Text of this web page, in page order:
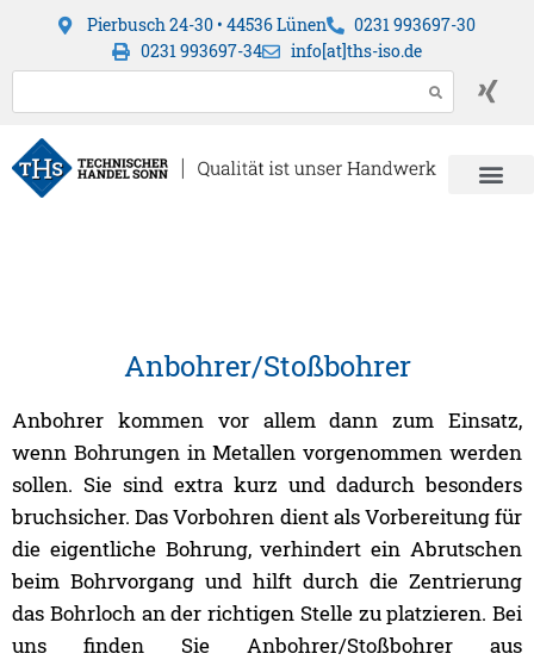
Pierbusch 24-30 • 44536 Lünen
0231 993697-30
0231 993697-34
info[at]ths-iso.de
Anbohrer/Stoßbohrer
Anbohrer kommen vor allem dann zum Einsatz,
wenn Bohrungen in Metallen vorgenommen werden
sollen. Sie sind extra kurz und dadurch besonders
bruchsicher. Das Vorbohren dient als Vorbereitung für
die eigentliche Bohrung, verhindert ein Abrutschen
beim Bohrvorgang und hilft durch die Zentrierung
das Bohrloch an der richtigen Stelle zu platzieren. Bei
uns finden Sie Anbohrer/Stoßbohrer aus